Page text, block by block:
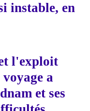
instable, en
l'exploit
a
et ses